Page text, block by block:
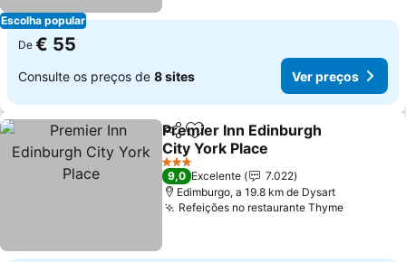
Escolha popular
De € 55
Consulte os preços de 8 sites Ver preços
PartilharAdicionar aos favoritos
Premier Inn Edinburgh
City York Place
Ver preços
3 Estrelas
9,0 Excelente
7.022
Edimburgo, a 19.8 km de Dysart
Refeições no restaurante ThymeVer